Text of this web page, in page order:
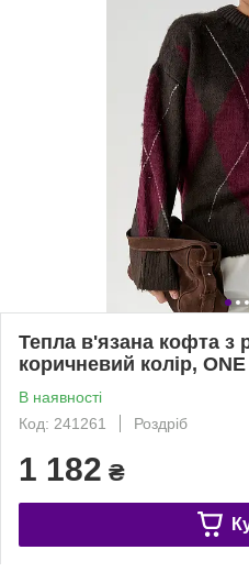
Тепла в'язана кофта
коричневий колір,
В наявності
Код: 241261
Роздріб
1 182 ₴